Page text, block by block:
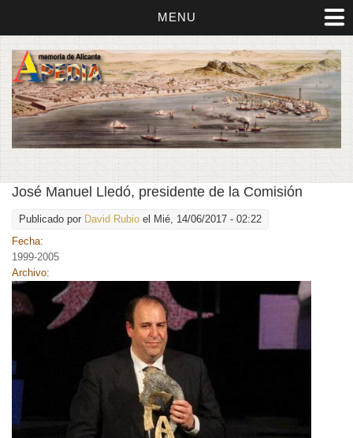
MENU
José Manuel Lledó, presidente de la Comisión
Publicado por David Rubio el Mié, 14/06/2017 - 02:22
Fecha:
1999-2005
Archivo: